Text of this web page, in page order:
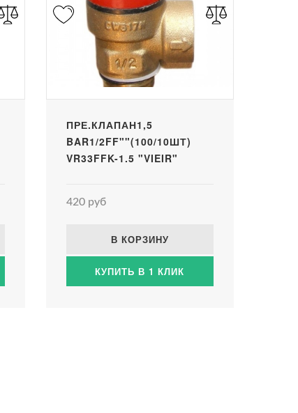
ПРЕ.КЛАПАН1,5
BAR1/2FF""(100/10ШТ)
VR33FFK-1.5 "VIEIR"
420 руб
В КОРЗИНУ
КУПИТЬ В 1 КЛИК